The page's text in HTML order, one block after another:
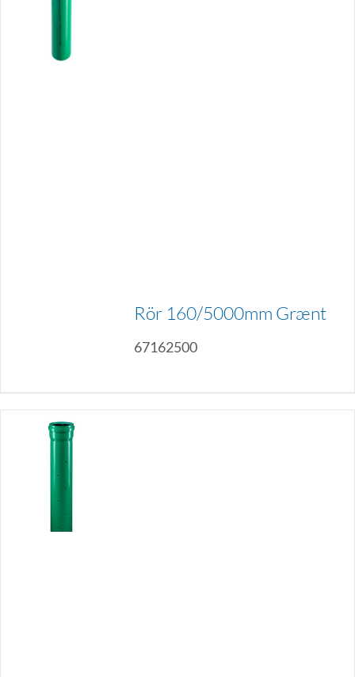
Rör 160/5000mm Grænt
67162500